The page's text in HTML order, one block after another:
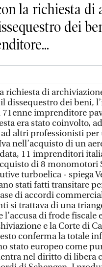
la richiesta
dei
richiesta di
dissequestro dei beni,
71enne imprenditore
era stato coinvolto,
altri professionisti per
nell’acquisto di un
11 imprenditori
di 8 monomotori
turboelica - spiega
stati fatti transitare
di accordi
si trattava di una
di frode fiscale
e la Corte di
conferma la totale
stato europeo come
nel diritto di libera